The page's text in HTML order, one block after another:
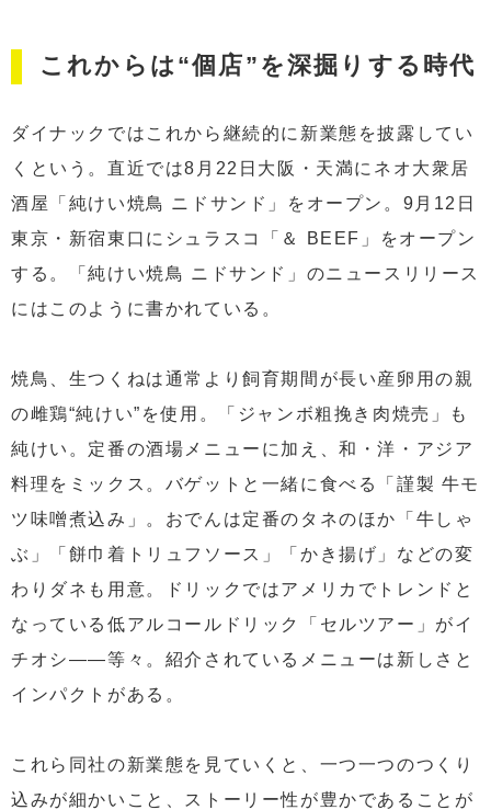
これからは“個店”を深掘りする時代
ダイナックではこれから継続的に新業態を披露してい
くという。直近では8月22日大阪・天満にネオ大衆居
酒屋「純けい焼鳥 ニドサンド」をオープン。9月12日
東京・新宿東口にシュラスコ「＆ BEEF」をオープン
する。「純けい焼鳥 ニドサンド」のニュースリリース
にはこのように書かれている。
焼鳥、生つくねは通常より飼育期間が長い産卵用の親
の雌鶏“純けい”を使用。「ジャンボ粗挽き肉焼売」も
純けい。定番の酒場メニューに加え、和・洋・アジア
料理をミックス。バゲットと一緒に食べる「謹製 牛モ
ツ味噌煮込み」。おでんは定番のタネのほか「牛しゃ
ぶ」「餅巾着トリュフソース」「かき揚げ」などの変
わりダネも用意。ドリックではアメリカでトレンドと
なっている低アルコールドリック「セルツアー」がイ
チオシ――等々。紹介されているメニューは新しさと
インパクトがある。
これら同社の新業態を見ていくと、一つ一つのつくり
込みが細かいこと、ストーリー性が豊かであることが